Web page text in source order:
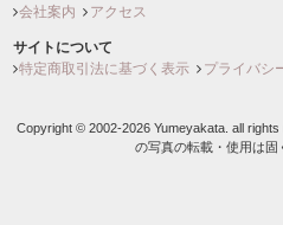
会社案内
アクセス
サイトについて
特定商取引法に基づく表示
プライバシ
Copyright © 2002-2026 Yumeyakata. all rights
の写真の転載・使用は固